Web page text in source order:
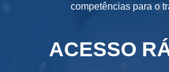
competências para o
ACESSO